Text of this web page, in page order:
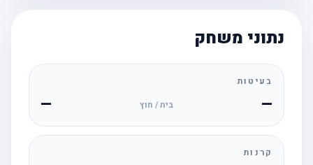
נתוני משחק
בעיטות
— בית / חוץ —
קרנות